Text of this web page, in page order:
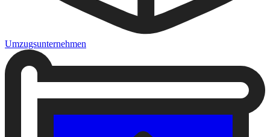
Umzugsunternehmen